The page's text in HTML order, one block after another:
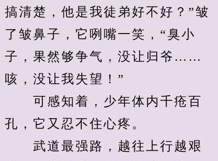
搞清楚，他是我徒弟好不好？”皱
了皱鼻子，它咧嘴一笑，“臭小
子，果然够争气，没让归爷……
咳，没让我失望！”
可感知着，少年体内千疮百
孔，它又忍不住心疼。
武道最强路，越往上行越艰